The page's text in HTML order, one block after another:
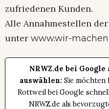
zufriedenen Kunden.
Alle Annahmestellen
unter www.wir-
NRWZ.de bei
auswählen: Sie möchten
Rottweil bei Google
NRWZ.de als